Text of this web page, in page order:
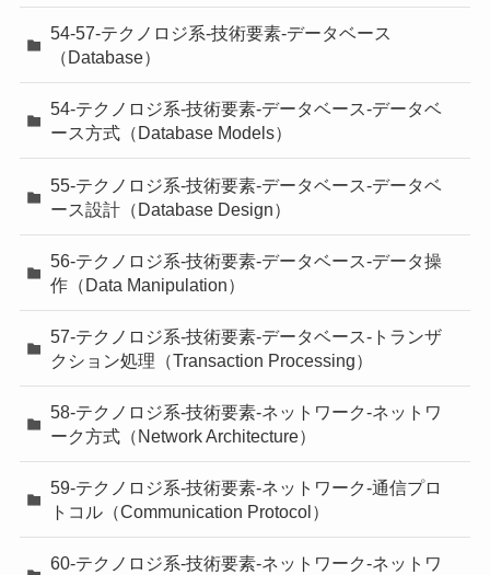
54-57-テクノロジ系-技術要素-データベース
（Database）
54-テクノロジ系-技術要素-データベース-データベ
ース方式（Database Models）
55-テクノロジ系-技術要素-データベース-データベ
ース設計（Database Design）
56-テクノロジ系-技術要素-データベース-データ操
作（Data Manipulation）
57-テクノロジ系-技術要素-データベース-トランザ
クション処理（Transaction Processing）
58-テクノロジ系-技術要素-ネットワーク-ネットワ
ーク方式（Network Architecture）
59-テクノロジ系-技術要素-ネットワーク-通信プロ
トコル（Communication Protocol）
60-テクノロジ系-技術要素-ネットワーク-ネットワ